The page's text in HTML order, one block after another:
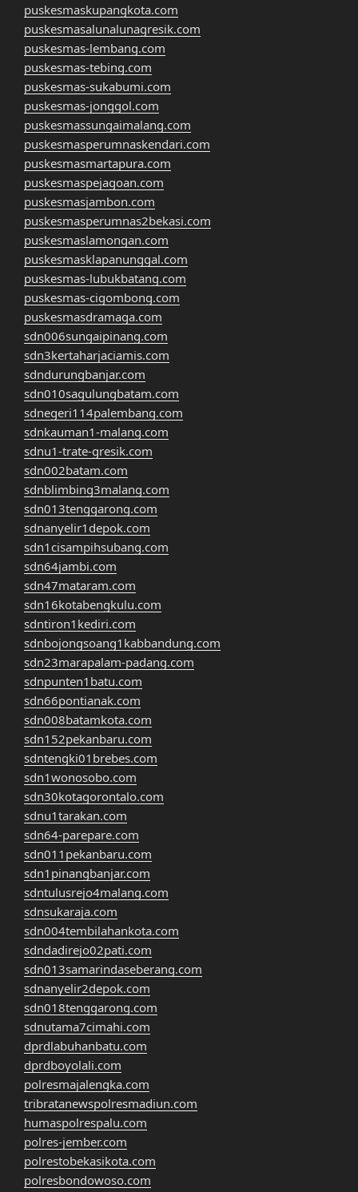
puskesmaskupangkota.com
puskesmasalunalunagresik.com
puskesmas-lembang.com
puskesmas-tebing.com
puskesmas-sukabumi.com
puskesmas-jonggol.com
puskesmassungaimalang.com
puskesmasperumnaskendari.com
puskesmasmartapura.com
puskesmaspejagoan.com
puskesmasjambon.com
puskesmasperumnas2bekasi.com
puskesmaslamongan.com
puskesmasklapanunggal.com
puskesmas-lubukbatang.com
puskesmas-cigombong.com
puskesmasdramaga.com
sdn006sungaipinang.com
sdn3kertaharjaciamis.com
sdndurungbanjar.com
sdn010sagulungbatam.com
sdnegeri114palembang.com
sdnkauman1-malang.com
sdnu1-trate-gresik.com
sdn002batam.com
sdnblimbing3malang.com
sdn013tenggarong.com
sdnanyelir1depok.com
sdn1cisampihsubang.com
sdn64jambi.com
sdn47mataram.com
sdn16kotabengkulu.com
sdntiron1kediri.com
sdnbojongsoang1kabbandung.com
sdn23marapalam-padang.com
sdnpunten1batu.com
sdn66pontianak.com
sdn008batamkota.com
sdn152pekanbaru.com
sdntengki01brebes.com
sdn1wonosobo.com
sdn30kotagorontalo.com
sdnu1tarakan.com
sdn64-parepare.com
sdn011pekanbaru.com
sdn1pinangbanjar.com
sdntulusrejo4malang.com
sdnsukaraja.com
sdn004tembilahankota.com
sdndadirejo02pati.com
sdn013samarindaseberang.com
sdnanyelir2depok.com
sdn018tenggarong.com
sdnutama7cimahi.com
dprdlabuhanbatu.com
dprdboyolali.com
polresmajalengka.com
tribratanewspolresmadiun.com
humaspolrespalu.com
polres-jember.com
polrestobekasikota.com
polresbondowoso.com